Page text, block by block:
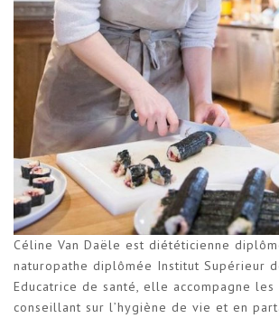
Céline Van Daële est diététicienne
naturopathe diplômée Institut Supérieur
Educatrice de santé, elle accompagne
conseillant sur l’hygiène de vie et en